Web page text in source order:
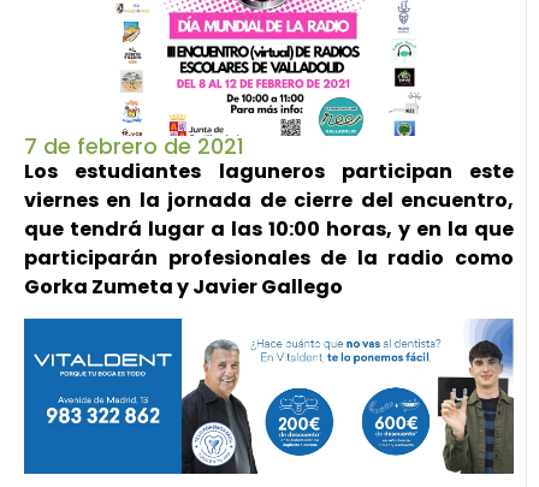
7 de febrero de 2021
Los estudiantes laguneros participan este
viernes en la jornada de cierre del encuentro,
que tendrá lugar a las 10:00 horas, y en la que
participarán profesionales de la radio como
Gorka Zumeta y Javier Gallego